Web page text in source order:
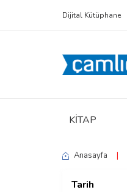
Dijital Kütüphane
KITAP
Anasayfa |
Tarih